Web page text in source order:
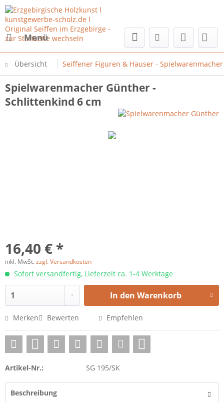
Menü
Übersicht Seiffener Figuren & Häuser -
Spielwarenmacher Günther -
Schlittenkind 6 cm
16,40 € *
inkl. MwSt.zzgl. Versandkosten
Sofort versandfertig, Lieferzeit ca. 1-4 Werktage
In den Warenkorb
Merken Bewerten Empfehlen
Artikel-Nr.: SG 195/SK
Beschreibung